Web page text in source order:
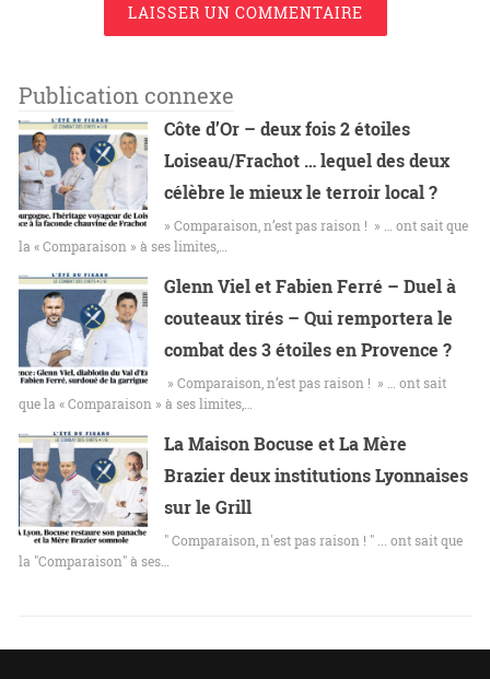
LAISSER UN COMMENTAIRE
Publication connexe
Côte d’Or – deux fois 2 étoiles
Loiseau/Frachot … lequel des deux
célèbre le mieux le terroir local ?
» Comparaison, n’est pas raison ! » … ont sait que
la « Comparaison » à ses limites,…
Glenn Viel et Fabien Ferré – Duel à
couteaux tirés – Qui remportera le
combat des 3 étoiles en Provence ?
» Comparaison, n’est pas raison ! » … ont sait
que la « Comparaison » à ses limites,…
La Maison Bocuse et La Mère
Brazier deux institutions Lyonnaises
sur le Grill
" Comparaison, n'est pas raison ! " ... ont sait que
la "Comparaison" à ses…